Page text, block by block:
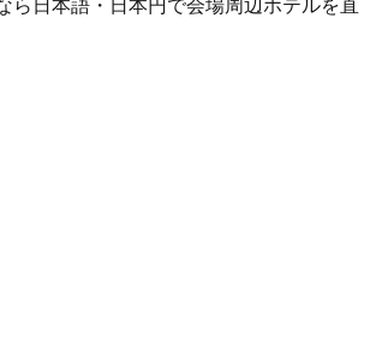
ら日本語・日本円で会場周辺ホテルを直